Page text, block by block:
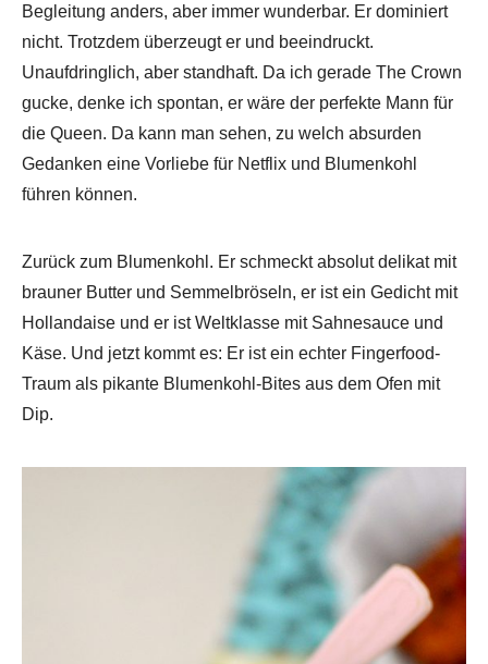
Begleitung anders, aber immer wunderbar. Er dominiert
nicht. Trotzdem überzeugt er und beeindruckt.
Unaufdringlich, aber standhaft. Da ich gerade The Crown
gucke, denke ich spontan, er wäre der perfekte Mann für
die Queen. Da kann man sehen, zu welch absurden
Gedanken eine Vorliebe für Netflix und Blumenkohl
führen können.
Zurück zum Blumenkohl. Er schmeckt absolut delikat mit
brauner Butter und Semmelbröseln, er ist ein Gedicht mit
Hollandaise und er ist Weltklasse mit Sahnesauce und
Käse. Und jetzt kommt es: Er ist ein echter Fingerfood-
Traum als pikante Blumenkohl-Bites aus dem Ofen mit
Dip.